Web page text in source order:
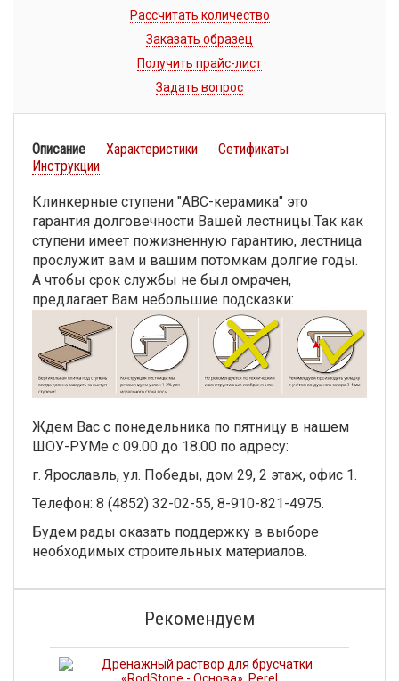
Рассчитать количество
Заказать образец
Получить прайс-лист
Задать вопрос
Описание Характеристики
Сетификаты
Инструкции
Клинкерные ступени "АВС-керамика" это
гарантия долговечности Вашей лестницы.Так как
ступени имеет пожизненную гарантию, лестница
прослужит вам и вашим потомкам долгие годы.
А чтобы срок службы не был омрачен,
предлагает Вам небольшие подсказки:
Ждем Вас с понедельника по пятницу в нашем
ШОУ-РУМе с 09.00 до 18.00 по адресу:
г. Ярославль, ул. Победы, дом 29, 2 этаж, офис 1.
Телефон: 8 (4852) 32-02-55, 8-910-821-4975.
Будем рады оказать поддержку в выборе
необходимых строительных материалов.
Рекомендуем